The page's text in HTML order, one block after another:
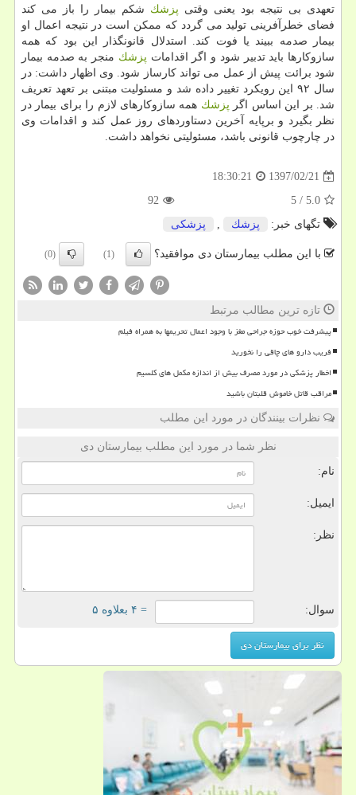
تعهدی بی نتیجه بود یعنی وقتی پزشك شكم بیمار را باز می كند
فضای خطرآفرینی تولید می گردد كه ممكن است در نتیجه اعمال او
بیمار صدمه ببیند یا فوت كند. استدلال قانونگذار این بود كه همه
سازوكارها باید تدبیر شود و اگر اقدامات پزشك منجر به صدمه بیمار
شود برائت پیش از عمل می تواند كارساز شود. وی اظهار داشت: در
سال ۹۲ این رویكرد تغییر داده شد و مسئولیت مبتنی بر تعهد تعریف
شد. بر این اساس اگر پزشك همه سازوكارهای لازم را برای بیمار در
نظر بگیرد و برپایه آخرین دستاوردهای روز عمل كند و اقدامات وی
در چارچوب قانونی باشد، مسئولیتی نخواهد داشت.
1397/02/21
18:30:21
5.0
/
5
92
تگهای خبر:
پزشك , پزشكی
با این مطلب بیمارستان دی موافقید؟ (1)
(0)
تازه ترین مطالب مرتبط
پیشرفت خوب حوزه جراحی مغز با وجود اعمال تحریمها به همراه فیلم
فریب دارو های چاقی را نخورید
اخطار پزشکی در مورد مصرف بیش از اندازه مکمل های کلسیم
مراقب قاتل خاموش قلبتان باشید
نظرات بینندگان در مورد این مطلب
نظر شما در مورد این مطلب بیمارستان دی
نام:
ایمیل:
نظر:
سوال: = ۴ بعلاوه ۵